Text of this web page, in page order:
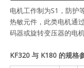
电机工作制为S1，防护
热敏元件，此类电机通
码器或旋转变压器的电
KF320 与 K180 的规格